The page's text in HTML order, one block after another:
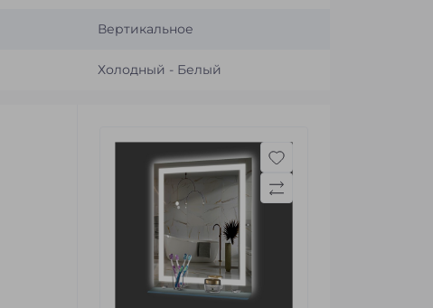
Вертикальное
Холодный - Белый